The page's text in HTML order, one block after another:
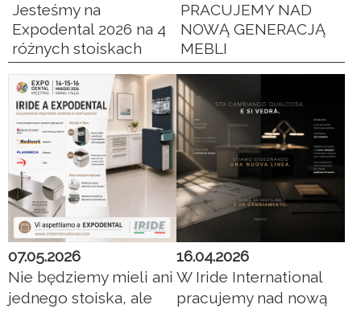
Jesteśmy na
Expodental 2026 na 4
różnych stoiskach
07.05.2026
Nie będziemy mieli ani
jednego stoiska, ale
PRACUJEMY NAD
NOWĄ GENERACJĄ
MEBLI
16.04.2026
W Iride International
pracujemy nad nową